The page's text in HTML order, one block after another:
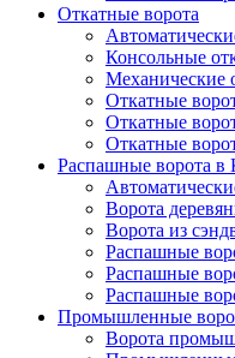
Откатные ворота
Консольные
Механические
Откатные
Откатные
Откатные
Распашные ворота в
Ворота
Ворота из
Распашные
Распашные
Распашные
Промышленные
Ворота